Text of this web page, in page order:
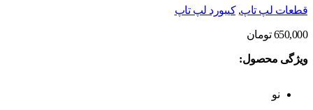
قطعات لپ تاپ,کیبورد لپ تاپ
650,000 تومان
ویژگی محصول:
نو